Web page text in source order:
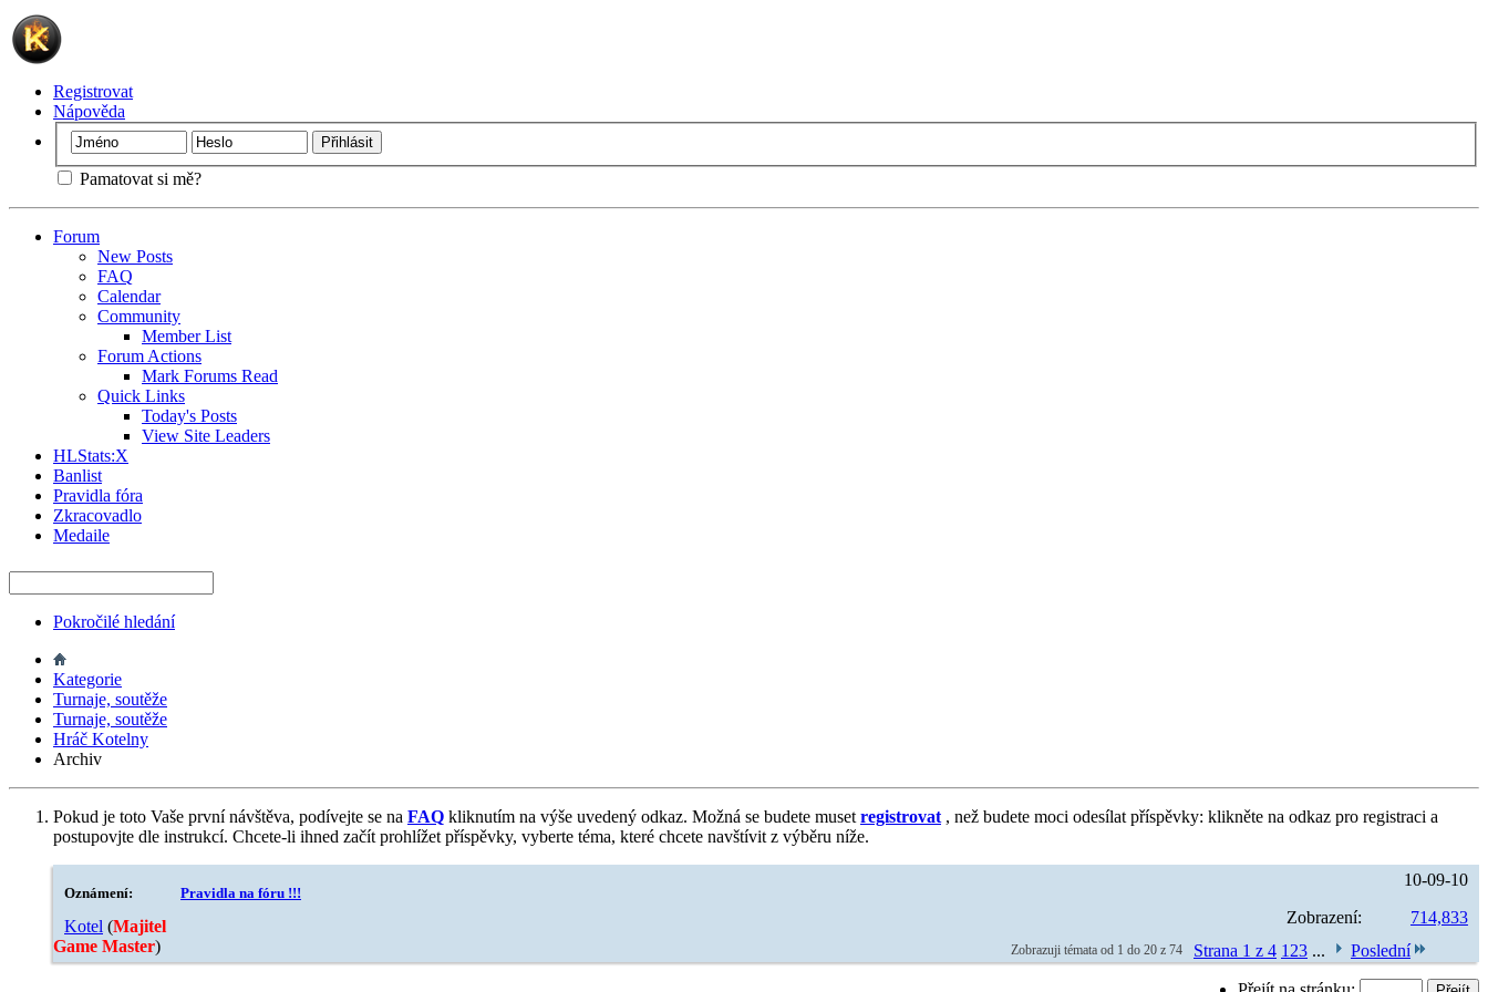
Registrovat
Nápověda
Pamatovat si mě?
Forum
New Posts
FAQ
Calendar
Community
Member List
Forum Actions
Mark Forums Read
Quick Links
Today's Posts
View Site Leaders
HLStats:X
Banlist
Pravidla fóra
Zkracovadlo
Medaile
Pokročilé hledání
Kategorie
Turnaje, soutěže
Turnaje, soutěže
Hráč Kotelny
Archiv
Pokud je toto Vaše první návštěva, podívejte se na FAQ kliknutím na výše uvedený odkaz. Možná se budete muset registrovat , než budete moci odesílat příspěvky: klikněte na odkaz pro registraci a
postupovjte dle instrukcí. Chcete-li ihned začít prohlížet příspěvky, vyberte téma, které chcete navštívit z výběru níže.
Oznámení: Pravidla na fóru !!!
Kotel ‎(Majitel
Game Master)
10-09-10
Zobrazení:
714,833
Strana 1 z 4 1 23 ... Poslední
Zobrazuji témata od 1 do 20 z 74